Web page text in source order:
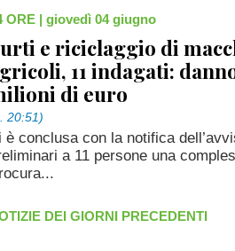
ORE | giovedì 04 giugno
e riciclaggio di
11 indagati:
di euro
20:51)
è conclusa con la notifica
a 11 persone una
DEI GIORNI PRECEDENTI